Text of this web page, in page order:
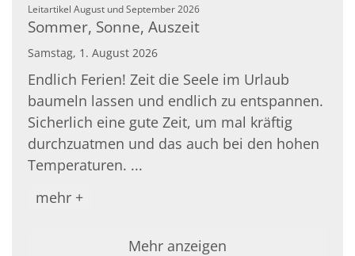
Leitartikel August und September 2026:
Sommer, Sonne, Auszeit
Samstag, 1. August 2026
Endlich Ferien! Zeit die Seele im Urlaub
baumeln lassen und endlich zu entspannen.
Sicherlich eine gute Zeit, um mal kräftig
durchzuatmen und das auch bei den hohen
Temperaturen. ...
mehr +
Mehr anzeigen